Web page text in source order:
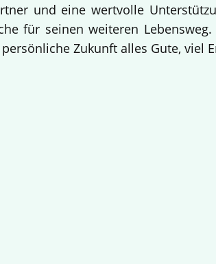
und eine wertvolle
für seinen weiteren
Zukunft alles Gute, viel